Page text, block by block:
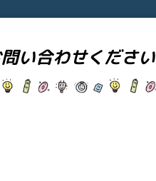
い合わせください